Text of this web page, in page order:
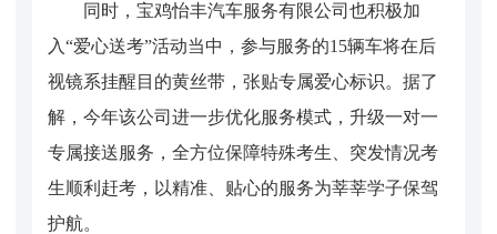
同时，宝鸡怡丰汽车服务有限公司也积极加
入“爱心送考”活动当中，参与服务的15辆车将在后
视镜系挂醒目的黄丝带，张贴专属爱心标识。据了
解，今年该公司进一步优化服务模式，升级一对一
专属接送服务，全方位保障特殊考生、突发情况考
生顺利赶考，以精准、贴心的服务为莘莘学子保驾
护航。